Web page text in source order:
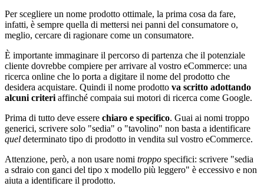
Per scegliere un nome prodotto ottimale, la prima cosa da fare,
infatti, è sempre quella di mettersi nei panni del consumatore o,
meglio, cercare di ragionare come un consumatore.
È importante immaginare il percorso di partenza che il potenziale
cliente dovrebbe compiere per arrivare al vostro eCommerce: una
ricerca online che lo porta a digitare il nome del prodotto che
desidera acquistare. Quindi il nome prodotto va scritto adottando
alcuni criteri affinché compaia sui motori di ricerca come Google.
Prima di tutto deve essere chiaro e specifico. Guai ai nomi troppo
generici, scrivere solo "sedia" o "tavolino" non basta a identificare
quel determinato tipo di prodotto in vendita sul vostro eCommerce.
Attenzione, però, a non usare nomi troppo specifici: scrivere "sedia
a sdraio con ganci del tipo x modello più leggero" è eccessivo e non
aiuta a identificare il prodotto.